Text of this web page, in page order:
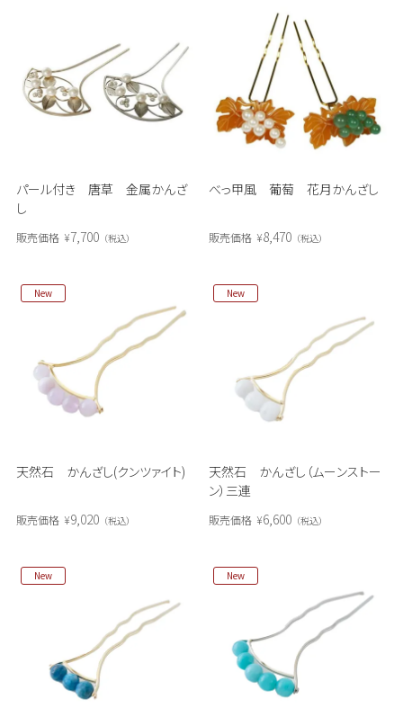
パール付き 唐草 金属かんざ
し
販売価格 ¥7,700 税込
べっ甲風 葡萄 花月かんざし
販売価格 ¥8,470 税込
天然石 かんざし(クンツァイト)
New
販売価格 ¥9,020 税込
天然石 かんざし（ムーンストー
ン）三連
New
販売価格 ¥6,600 税込
New New